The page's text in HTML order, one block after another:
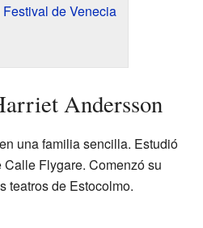
de Venecia
Andersson
una familia sencilla. Estudió
Flygare. Comenzó su
teatros de Estocolmo.